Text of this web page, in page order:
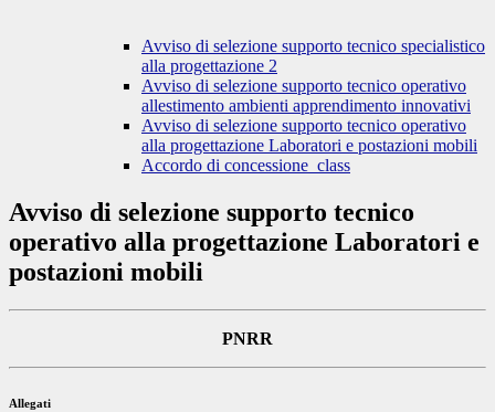
Avviso di selezione supporto tecnico specialistico
alla progettazione 2
Avviso di selezione supporto tecnico operativo
allestimento ambienti apprendimento innovativi
Avviso di selezione supporto tecnico operativo
alla progettazione Laboratori e postazioni mobili
Accordo di concessione_class
Avviso di selezione supporto tecnico
operativo alla progettazione Laboratori e
postazioni mobili
PNRR
Allegati